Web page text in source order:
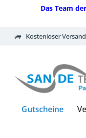
Das Team
Kostenloser
Gutscheine